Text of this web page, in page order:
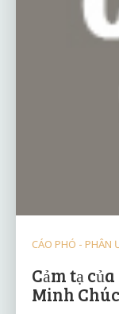
CÁO PHÓ - PHÂN
Cảm tạ
Minh Chúc